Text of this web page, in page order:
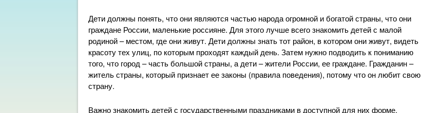
Дети должны понять, что они являются частью народа огромной и богатой страны, что они
граждане России, маленькие россияне. Для этого лучше всего знакомить детей с малой
родиной – местом, где они живут. Дети должны знать тот район, в котором они живут, видеть
красоту тех улиц, по которым проходят каждый день. Затем нужно подводить к пониманию
того, что город – часть большой страны, а дети – жители России, ее граждане. Гражданин –
житель страны, который признает ее законы (правила поведения), потому что он любит свою
страну.
Важно знакомить детей с государственными праздниками в доступной для них форме.